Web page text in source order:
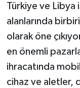
Türkiye ve Libya
alanlarında
olarak öne
en önemli
ihracatında
cihaz ve aletler,